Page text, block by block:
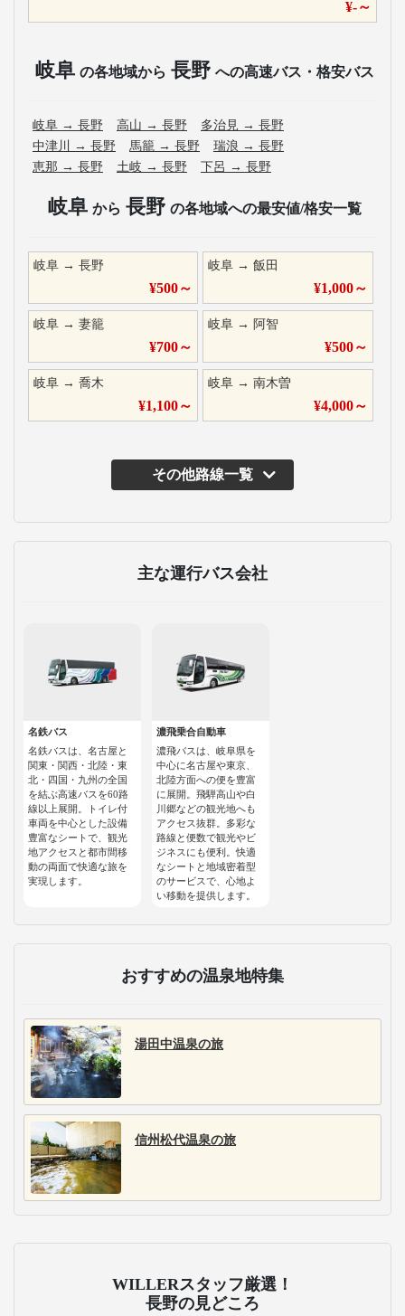
¥-～
岐阜 の各地域から 長野 への高速バス・格安バス
岐阜 → 長野 高山 → 長野 多治見 → 長野
中津川
→ 長野 馬籠 → 長野 瑞浪 → 長野
恵那 → 長野 土岐 → 長野 下呂 → 長野
岐阜 から 長野 の各地域への最安値/格安一覧
岐阜 → 長野
¥500～
岐阜 →飯田
¥1,000～
岐阜 → 妻籠
¥700～
岐阜 → 阿智
¥500～
岐阜 → 喬木
¥1,100～
岐阜 →南木曽
¥4,000～
その他路線一覧
主な運行バス会社
名鉄バス
名鉄バスは、名古屋と
関東・関西・北陸・東
北・四国・九州の全国
を結ぶ高速バスを60路
線以上展開。トイレ付
車両を中心とした設備
豊富なシートで、観光
地アクセスと都市間移
動の両面で快適な旅を
実現します。
濃飛乗合自動車
濃飛バスは、岐阜県を
中心に名古屋や東京、
北陸方面への便を豊富
に展開。飛騨高山や白
川郷などの観光地へも
アクセス抜群。多彩な
路線と便数で観光やビ
ジネスにも便利。快適
なシートと地域密着型
のサービスで、心地よ
い移動を提供します。
おすすめの温泉地特集
湯田中温泉の旅
信州松代温泉の旅
WILLERスタッフ厳選！
長野の見どころ